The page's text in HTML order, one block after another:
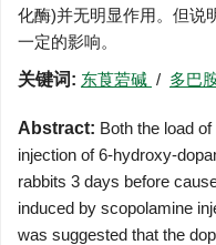
化酶)并无明显作用。但说
一定的影响。
关键词: 东莨菪碱 / 多巴
Abstract: Both the load
injection of 6-hydroxy-
rabbits 3 days before
induced by scopolamine
was suggested that the